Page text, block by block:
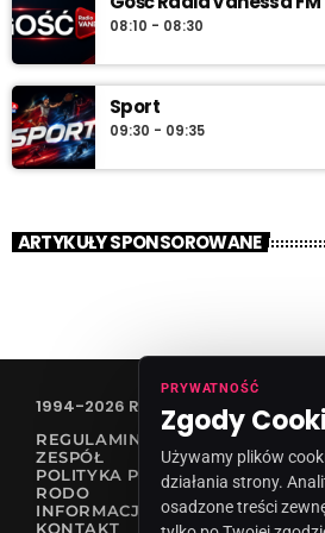
08:10 - 08:30
Sport
09:30 - 09:35
ARTYKUŁY SPONSOROWANE
1994-2026 RADIO VANESSA SPÓŁKA
REGULAMIN KONKURSÓW
ZESPÓŁ
POLITYKA PRYWATNOŚCI
RODO
INFORMACJA O NADAWCY
KONTAKT
PRYWATNOŚĆ
Zgody
Używamy plików
działania strony.
osadzone treści